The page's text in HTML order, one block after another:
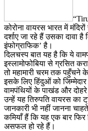
कोरोना वायरस भारत में
दर्शाए जा रहे हैं उसका दावा
इंफोग्राफिक’ है।
दिलचस्प बात यह है कि ये
इस्लामोफोबिया से ग्रसित
तो महामारी चरम तक पहुँचने
इसके लिए हिंदुओं को जिम्मेदार
वामपंथियों के पाखंड और
उन्हें यह तिरुपति वायरस का
जानकारी भी नहीं जानना
कमियाँ हैं कि यह एक बार
असफल हो रहे हैं।